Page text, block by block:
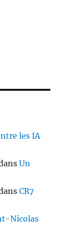
les IA
Un
CR7
Nicolas